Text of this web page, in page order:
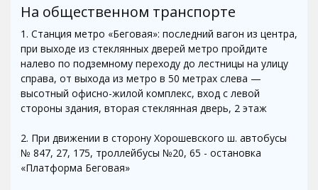
На общественном транспорте
1. Станция метро «Беговая»: последний вагон из центра,
при выходе из стеклянных дверей метро пройдите
налево по подземному переходу до лестницы на улицу
справа, от выхода из метро в 50 метрах слева —
высотный офисно-жилой комплекс, вход с левой
стороны здания, вторая стеклянная дверь, 2 этаж
2. При движении в сторону Хорошевского ш. автобусы
№ 847, 27, 175, троллейбусы №20, 65 - остановка
«Платформа Беговая»